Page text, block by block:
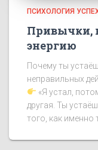
ПСИХОЛОГИЯ
Привычки,
энергию
Почему ты
неправильных
«Я устал,
другая. Ты
того, как именно